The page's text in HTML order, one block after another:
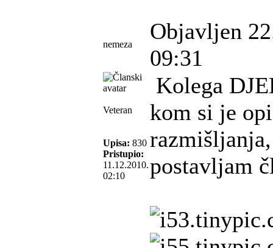
nemeza
Objavljen
09:31
Veteran
Upisa: 830
Pristupio:
11.12.2010.
02:10
Kolega
kom si je
postavljam